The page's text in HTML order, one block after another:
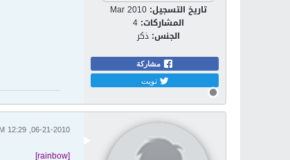
تاريخ التسجيل: Mar 2010
المشاركات: 4
الجنس: ذكر
مشاركة
تويت
06-21-2010, 12:29 PM
[rainbow]